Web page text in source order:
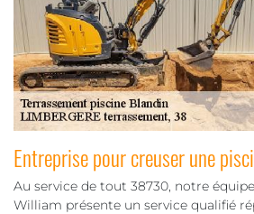
Entreprise pour creuser une
Au service de tout 38730, notre
William présente un service qualifié